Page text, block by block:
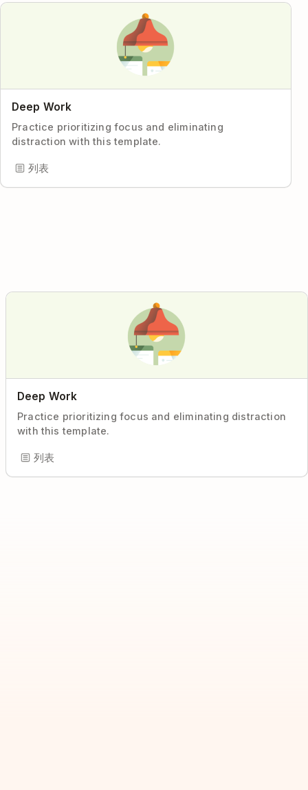
Deep Work
Practice prioritizing focus and eliminating
distraction with this template.
列表
Deep Work
Practice prioritizing focus and eliminating distraction
with this template.
列表